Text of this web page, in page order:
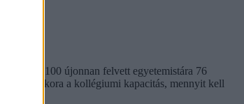
BME-n 100 újonnan felvett egyetemistára 76
hol mekkora a kollégiumi kapacitás, mennyit kell